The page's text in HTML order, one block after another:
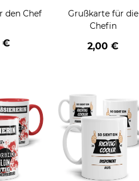
den Chef
€
Grußkarte für die
Chefin
2,00 €